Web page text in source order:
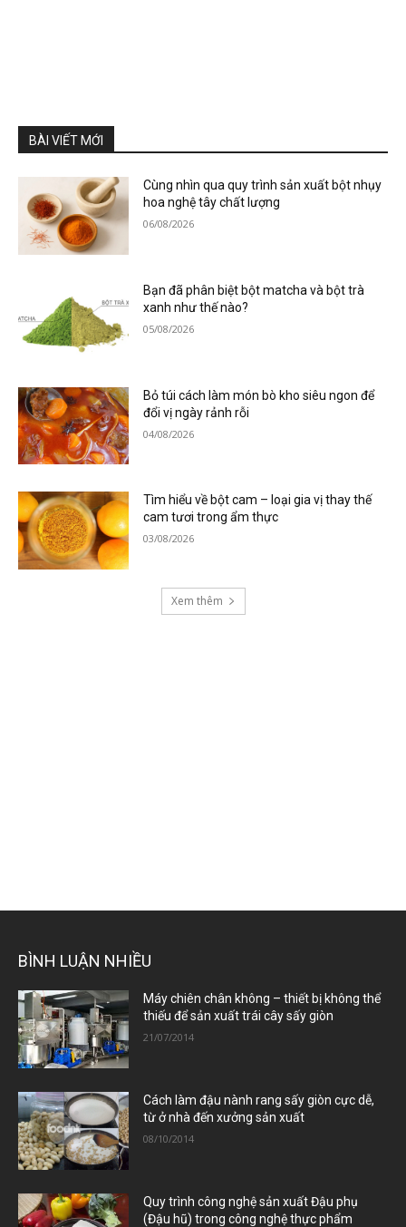
BÀI VIẾT MỚI
Cùng nhìn qua quy trình sản xuất bột nhụy
hoa nghệ tây chất lượng
06/08/2026
Bạn đã phân biệt bột matcha và bột trà
xanh như thế nào?
05/08/2026
Bỏ túi cách làm món bò kho siêu ngon để
đổi vị ngày rảnh rỗi
04/08/2026
Tìm hiểu về bột cam – loại gia vị thay thế
cam tươi trong ẩm thực
03/08/2026
Xem thêm
BÌNH LUẬN NHIỀU
Máy chiên chân không – thiết bị không thể
thiếu để sản xuất trái cây sấy giòn
21/07/2014
Cách làm đậu nành rang sấy giòn cực dễ,
từ ở nhà đến xưởng sản xuất
08/10/2014
Quy trình công nghệ sản xuất Đậu phụ
(Đậu hũ) trong công nghệ thực phẩm